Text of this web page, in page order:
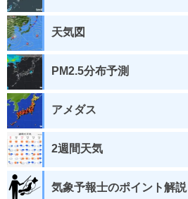
天気図
PM2.5分布予測
アメダス
2週間天気
気象予報士のポイント解説